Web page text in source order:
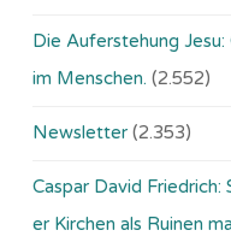
Die Auferstehung
im Menschen. (2.552)
Newsletter (2.353)
Caspar David
er Kirchen als Ruinen